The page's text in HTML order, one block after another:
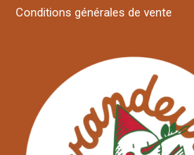
Conditions générales de vente